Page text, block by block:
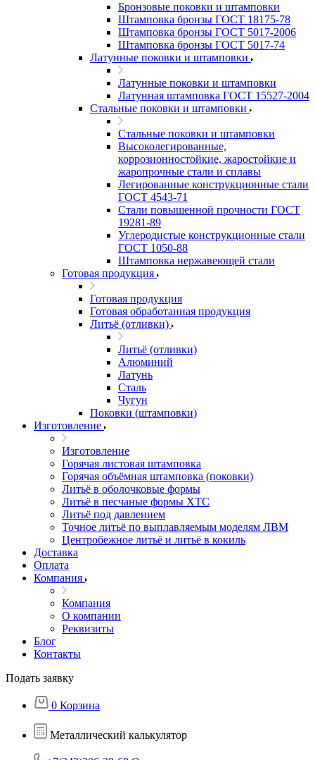
Бронзовые поковки и штамповки
Штамповка бронзы ГОСТ 18175-78
Штамповка бронзы ГОСТ 5017-2006
Штамповка бронзы ГОСТ 5017-74
Латунные поковки и штамповки
Латунные поковки и штамповки
Латунная штамповка ГОСТ 15527-2004
Стальные поковки и штамповки
Стальные поковки и штамповки
Высоколегированные,
коррозионностойкие, жаростойкие и
жаропрочные стали и сплавы
Легированные конструкционные стали
ГОСТ 4543-71
Стали повышенной прочности ГОСТ
19281-89
Углеродистые конструкционные стали
ГОСТ 1050-88
Штамповка нержавеющей стали
Готовая продукция
Готовая продукция
Готовая обработанная продукция
Литьё (отливки)
Литьё (отливки)
Алюминий
Латунь
Сталь
Чугун
Поковки (штамповки)
Изготовление
Изготовление
Горячая листовая штамповка
Горячая объёмная штамповка (поковки)
Литьё в оболочковые формы
Литьё в песчаные формы ХТС
Литьё под давлением
Точное литьё по выплавляемым моделям ЛВМ
Центробежное литьё и литьё в кокиль
Доставка
Оплата
Компания
Компания
О компании
Реквизиты
Блог
Контакты
Подать заявку
0 Корзина
Металлический калькулятор